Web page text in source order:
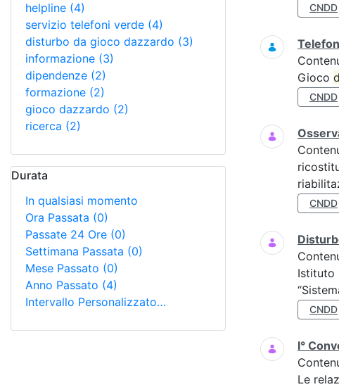
helpline (4)
servizio telefoni verde (4)
disturbo da gioco dazzardo (3)
informazione (3)
dipendenze (2)
formazione (2)
gioco dazzardo (2)
ricerca (2)
Durata
In qualsiasi momento
Ora Passata (0)
Passate 24 Ore (0)
Settimana Passata (0)
Mese Passato (0)
Anno Passato (4)
Intervallo Personalizzato…
CNDD
Gioco
CNDD
CNDD
Istituto
CNDD
I°
Le